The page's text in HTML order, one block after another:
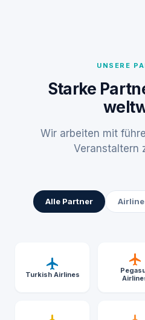
UNSERE
Starke
Wir arbeiten mit
Veranstaltern
Alle Partner
Turkish Airlines